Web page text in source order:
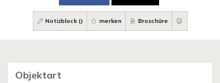
Notizblock () merken Broschüre
Objektart